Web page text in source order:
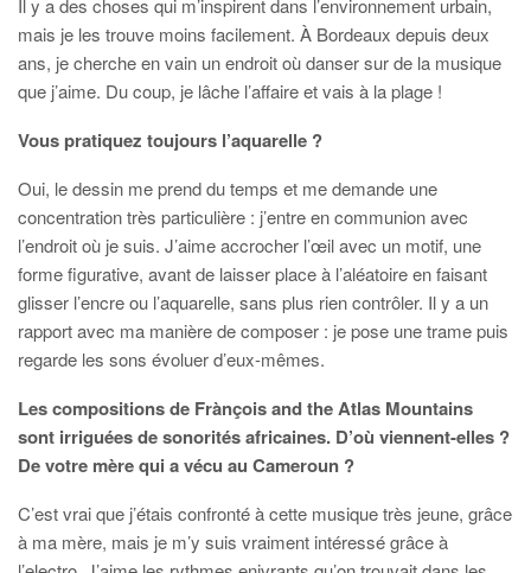
Il y a des choses qui m’inspirent dans l’environnement urbain,
mais je les trouve moins facilement. À Bordeaux depuis deux
ans, je cherche en vain un endroit où danser sur de la musique
que j’aime. Du coup, je lâche l’affaire et vais à la plage !
Vous pratiquez toujours l’aquarelle ?
Oui, le dessin me prend du temps et me demande une
concentration très particulière : j’entre en communion avec
l’endroit où je suis. J’aime accrocher l’œil avec un motif, une
forme figurative, avant de laisser place à l’aléatoire en faisant
glisser l’encre ou l’aquarelle, sans plus rien contrôler. Il y a un
rapport avec ma manière de composer : je pose une trame puis
regarde les sons évoluer d’eux-mêmes.
Les compositions de Frànçois and the Atlas Mountains
sont irriguées de sonorités africaines. D’où viennent-elles ?
De votre mère qui a vécu au Cameroun ?
C’est vrai que j’étais confronté à cette musique très jeune, grâce
à ma mère, mais je m’y suis vraiment intéressé grâce à